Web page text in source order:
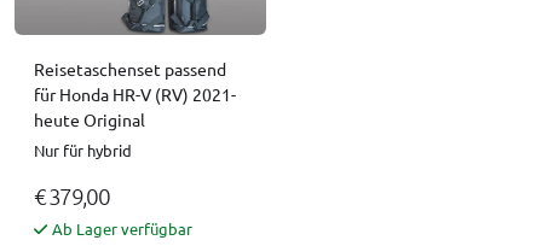
Reisetaschenset passend
für Honda HR-V (RV) 2021-
heute Original
Nur für hybrid
€ 379,00
Ab Lager verfügbar